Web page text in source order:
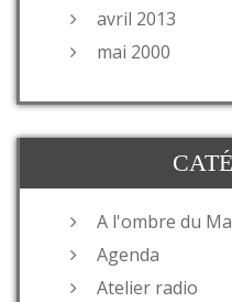
avril 2013
mai 2000
A l'ombre du
Agenda
Atelier radio